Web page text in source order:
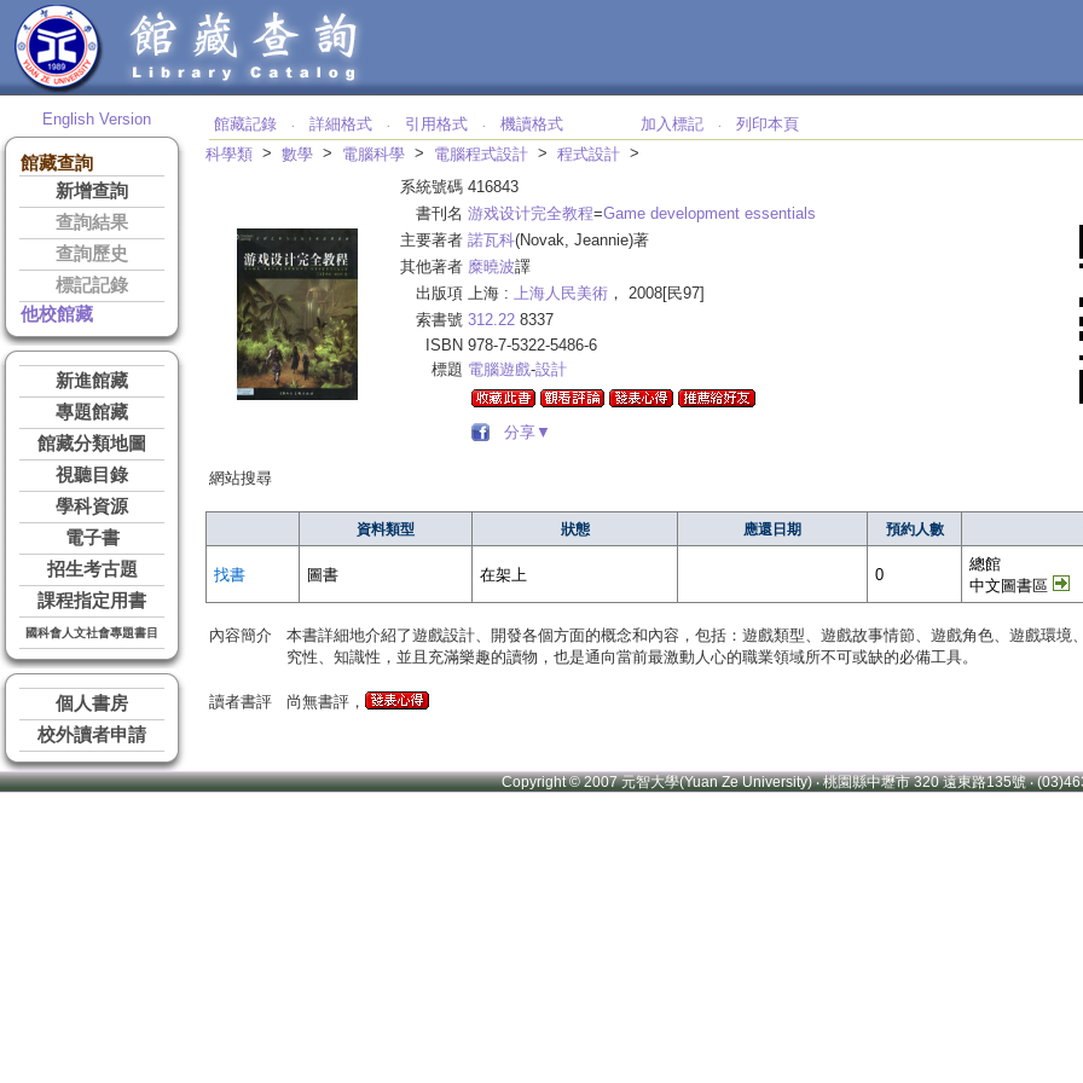
English Version
館藏查詢
新增查詢
查詢結果
查詢歷史
標記記錄
他校館藏
新進館藏
專題館藏
館藏分類地圖
視聽目錄
學科資源
電子書
招生考古題
課程指定用書
國科會人文社會專題書目
個人書房
校外讀者申請
館藏記錄 ‧ 詳細格式 ‧ 引用格式 ‧ 機讀格式 加入標記 ‧
列印本頁
科學類 > 數學 > 電腦科學 > 電腦程式設計 > 程式設計 >
系統號碼 416843
書刊名 游戏设计完全教程=Game development essentials
主要著者 諾瓦科(Novak, Jeannie)著
其他著者 糜曉波譯
出版項 上海 : 上海人民美術 ， 2008[民97]
索書號 312.22 8337
ISBN 978-7-5322-5486-6
標題 電腦遊戲-設計
分享▼
網站搜尋
資料類型 狀態 應還日期 預約人數
找書 圖書 在架上 0
總館
中文圖書區
內容簡介
本書詳細地介紹了遊戲設計、開發各個方面的概念和內容，包括：遊戲類型、遊戲故事情節、遊戲角色、遊戲環
究性、知識性，並且充滿樂趣的讀物，也是通向當前最激動人心的職業領域所不可或缺的必備工具。
讀者書評 尚無書評，
Copyright © 2007 元智大學(Yuan Ze University) ‧ 桃園縣中壢市 320 遠東路135號 ‧